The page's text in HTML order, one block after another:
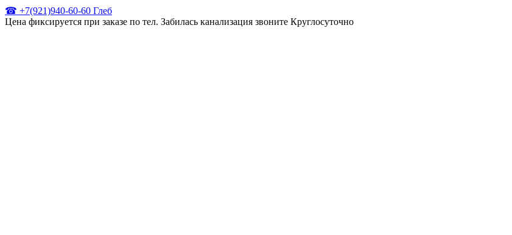
☎ +7(921)940-60-60 Глеб
Цена фиксируется при заказе по тел. Забилась канализация звоните Круглосуточно